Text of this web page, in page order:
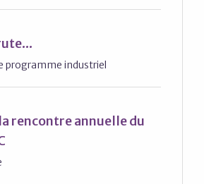
programme industriel
rencontre annuelle du